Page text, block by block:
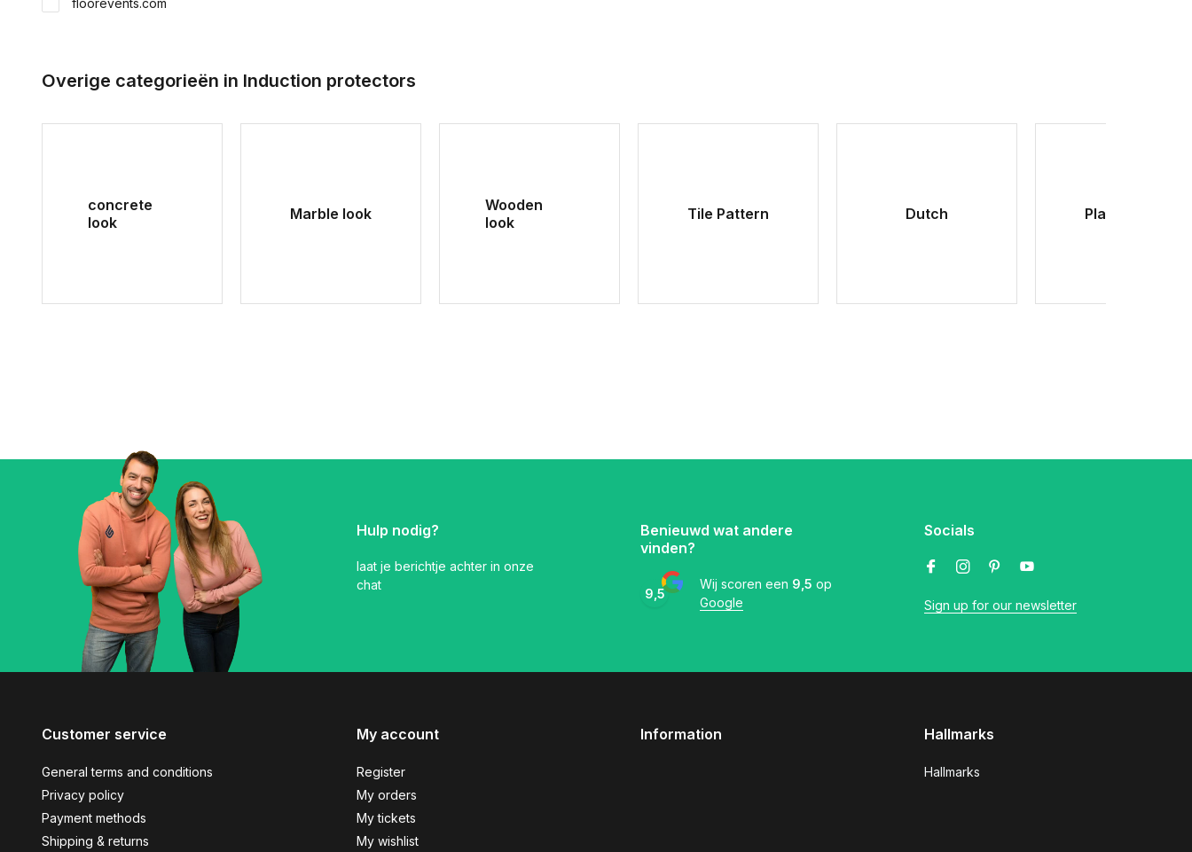
floorevents.com
Overige categorieën in Induction protectors
concrete
look
Marble look
Wooden
look
Tile Pattern Dutch Plain colors
Hulp nodig?
laat je berichtje achter in onze
chat
Benieuwd wat andere
vinden?
9,5
Wij scoren een 9,5 op
Google
Socials
Sign up for our newsletter
Customer service
General terms and conditions
Privacy policy
Payment methods
Shipping & returns
My account
Register
My orders
My tickets
My wishlist
Information Hallmarks
Hallmarks